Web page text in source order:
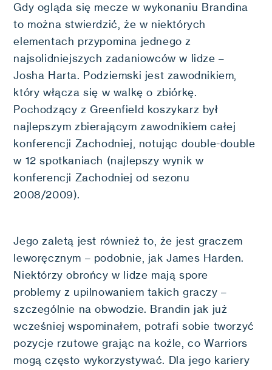
Gdy ogląda się mecze w wykonaniu Brandina
to można stwierdzić, że w niektórych
elementach przypomina jednego z
najsolidniejszych zadaniowców w lidze –
Josha Harta. Podziemski jest zawodnikiem,
który włącza się w walkę o zbiórkę.
Pochodzący z Greenfield koszykarz był
najlepszym zbierającym zawodnikiem całej
konferencji Zachodniej, notując double-double
w 12 spotkaniach (najlepszy wynik w
konferencji Zachodniej od sezonu
2008/2009).
Jego zaletą jest również to, że jest graczem
leworęcznym – podobnie, jak James Harden.
Niektórzy obrońcy w lidze mają spore
problemy z upilnowaniem takich graczy –
szczególnie na obwodzie. Brandin jak już
wcześniej wspominałem, potrafi sobie tworzyć
pozycje rzutowe grając na koźle, co Warriors
mogą często wykorzystywać. Dla jego kariery